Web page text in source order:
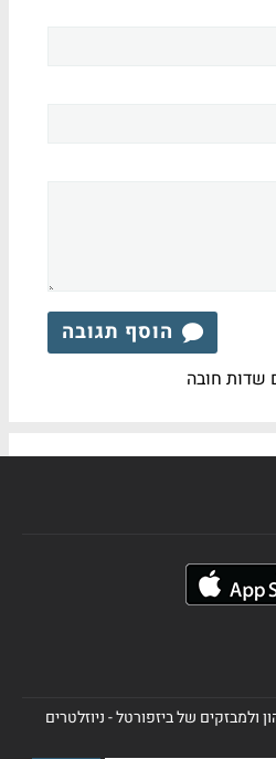
הוסף תגובה
שדות חובה
ולמבזקים של ביזפורטל - ניוזלטרים